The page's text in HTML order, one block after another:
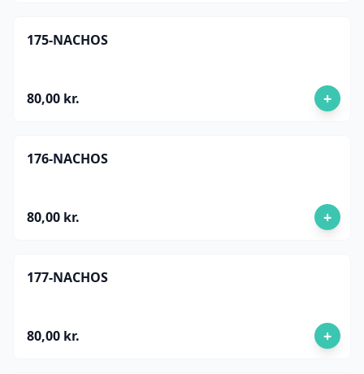
175-NACHOS
80,00 kr. +
176-NACHOS
80,00 kr. +
177-NACHOS
80,00 kr. +